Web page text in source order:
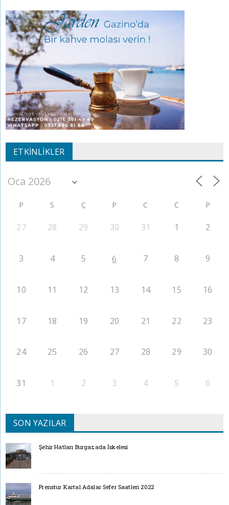
ETKINLIKLER
P S Ç P C C P
27 28 29 30 31 1 2
3 4 5 6 7 8 9
10 11 12 13 14 15 16
17 18 19 20 21 22 23
24 25 26 27 28 29 30
31 1 2 3 4 5 6
SON YAZILAR
Şehir Hatları Burgazada İskelesi
Prenstur Kartal Adalar Sefer Saatleri 2022